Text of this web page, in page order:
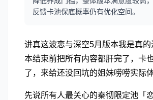
反馈卡池保底概率仍有优化空间。
讲真这波恋与深空5月版本我是真
本结束前把所有内容都肝完了，卡
了，来给还没回坑的姐妹唠唠实际体
先说所有人最关心的秦彻限定池「